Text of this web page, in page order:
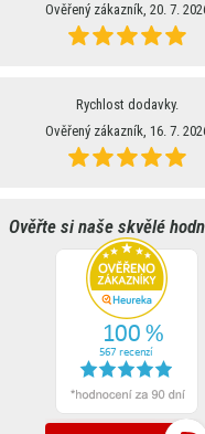
Ověřený zákazník, 20. 7.
Rychlost dodavky.
Ověřený zákazník, 16. 7.
Ověřte si naše skvělé